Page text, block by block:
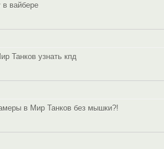
в вайбере
Танков узнать кпд
в Мир Танков без мышки?!